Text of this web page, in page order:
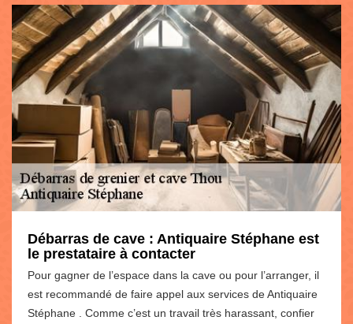
Débarras de cave : Antiquaire Stéphane est
le prestataire à contacter
Pour gagner de l’espace dans la cave ou pour l’arranger, il
est recommandé de faire appel aux services de Antiquaire
Stéphane . Comme c’est un travail très harassant, confier